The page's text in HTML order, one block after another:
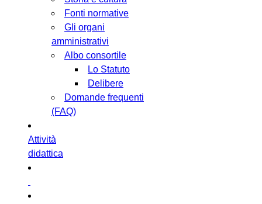
Fonti normative
Gli organi
amministrativi
Albo consortile
Lo Statuto
Delibere
Domande frequenti
(FAQ)
Attività
didattica